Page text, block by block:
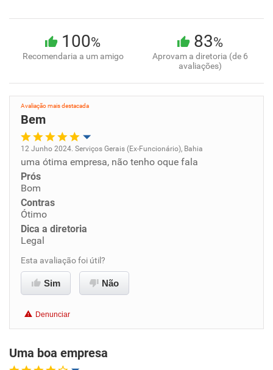
100%
Recomendaria a um amigo
83%
Aprovam a diretoria (de 6
avaliações)
Avaliação mais destacada
Bem
Oportunidade de promoção
Ambiente de trabalho
Conciliação com a vida familiar
Recomenda esta empresa
12 Junho 2024. Serviços Gerais (Ex-Funcionário), Bahia
uma ótima empresa, não tenho oque fala
Prós
Bom
Contras
Ótimo
Dica a diretoria
Legal
Esta avaliação foi útil?
Sim Não
Denunciar
Uma boa empresa